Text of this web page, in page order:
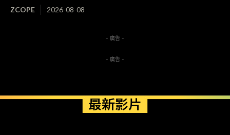
ZCOPE 2026-08-08
- 廣告 -
- 廣告 -
最新影片